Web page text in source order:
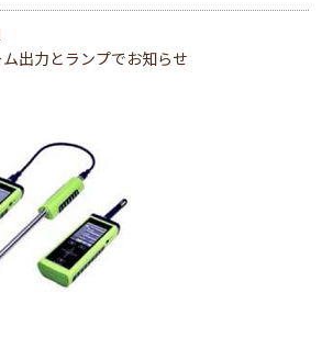
出⼒とランプでお知らせ